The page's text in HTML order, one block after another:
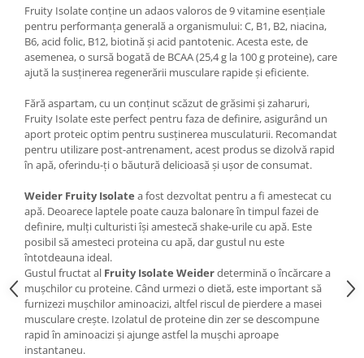
Skill Nutrition
Smart Shake
Swanson
Under Armour
Vitargo
Weider
Zenana
Fruity Isolate conține un adaos valoros de 9 vitamine esențiale
pentru performanța generală a organismului: C, B1, B2, niacina,
B6, acid folic, B12, biotină și acid pantotenic. Acesta este, de
asemenea, o sursă bogată de BCAA (25,4 g la 100 g proteine), care
ajută la susținerea regenerării musculare rapide și eficiente.
Fără aspartam, cu un conținut scăzut de grăsimi și zaharuri,
Fruity Isolate este perfect pentru faza de definire, asigurând un
aport proteic optim pentru susținerea musculaturii. Recomandat
pentru utilizare post-antrenament, acest produs se dizolvă rapid
în apă, oferindu-ți o băutură delicioasă și ușor de consumat.
Weider Fruity Isolate a fost dezvoltat pentru a fi amestecat cu
apă. Deoarece laptele poate cauza balonare în timpul fazei de
definire, mulți culturisti își amestecă shake-urile cu apă. Este
posibil să amesteci proteina cu apă, dar gustul nu este
întotdeauna ideal.
Gustul fructat al Fruity Isolate Weiderdetermină o încărcare a
mușchilor cu proteine. Când urmezi o dietă, este important să
furnizezi mușchilor aminoacizi, altfel riscul de pierdere a masei
musculare crește. Izolatul de proteine din zer se descompune
rapid în aminoacizi și ajunge astfel la mușchi aproape
instantaneu.